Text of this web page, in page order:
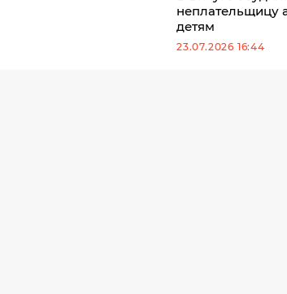
неплательщицу
детям
23.07.2026 16:44